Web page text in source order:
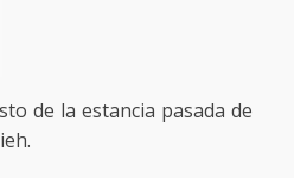
de la estancia pasada de